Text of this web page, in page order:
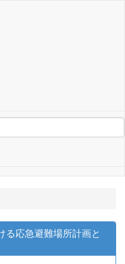
る応急避難場所計画と